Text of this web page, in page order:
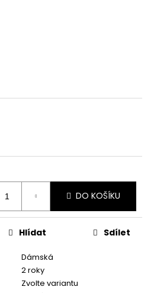
DO KOŠÍKU
Dámská
2 roky
Zvolte variantu
Hlídat Sdílet